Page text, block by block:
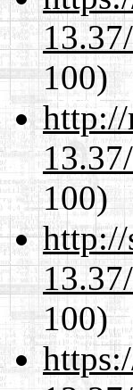
100)
http://
100)
http://
100)